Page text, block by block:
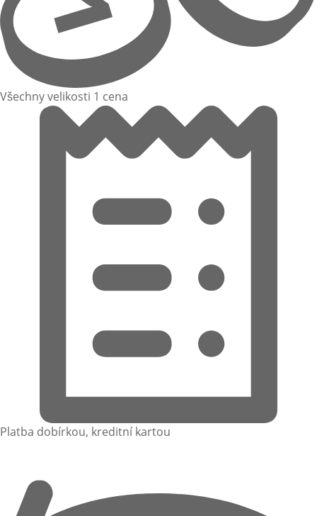
Všechny velikosti 1 cena
Platba dobírkou, kreditní kartou